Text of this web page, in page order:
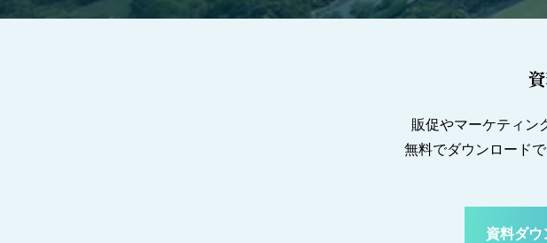
販促やマーケティン
無料でダウンロード
資料ダウ